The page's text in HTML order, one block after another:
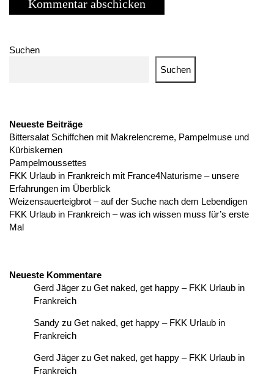
Suchen
Suchen
Neueste Beiträge
Bittersalat Schiffchen mit Makrelencreme, Pampelmuse und
Kürbiskernen
Pampelmoussettes
FKK Urlaub in Frankreich mit France4Naturisme – unsere
Erfahrungen im Überblick
Weizensauerteigbrot – auf der Suche nach dem Lebendigen
FKK Urlaub in Frankreich – was ich wissen muss für’s erste
Mal
Neueste Kommentare
Gerd Jäger zu Get naked, get happy – FKK Urlaub in
Frankreich
Sandy zu Get naked, get happy – FKK Urlaub in
Frankreich
Gerd Jäger zu Get naked, get happy – FKK Urlaub in
Frankreich